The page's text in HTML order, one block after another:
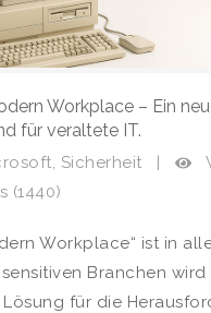
Workplace – Ein
für veraltete IT.
, Sicherheit
(1440)
Workplace“ ist in
Branchen wird
für die